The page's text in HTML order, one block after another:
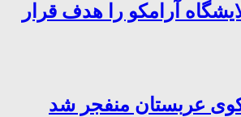
آرامکو را هدف قرار
عربستان منفجر شد